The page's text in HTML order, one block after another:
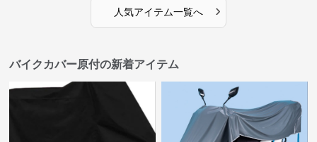
人気アイテム一覧へ ›
バイクカバー原付の新着アイテム